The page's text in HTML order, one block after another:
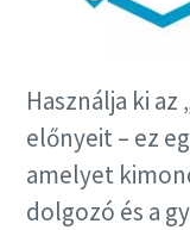
Használja ki
előnyeit – ez
amelyet
dolgozó és a